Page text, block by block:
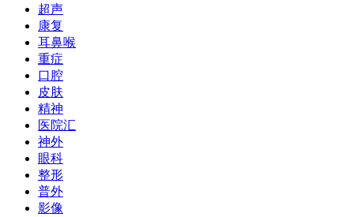
超声
康复
耳鼻喉
重症
口腔
皮肤
精神
医院汇
神外
眼科
整形
普外
影像